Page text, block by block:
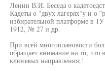
Ленин В.И. Беседа о
Кадеты о "двух лагерях"у и о
избирательной платформе в
1912, № 27 и др.
При всей многоплановости
обращает внимание на то, что
ключевых направления;!